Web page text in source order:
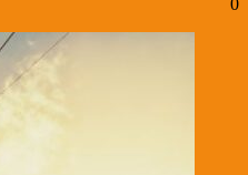
0